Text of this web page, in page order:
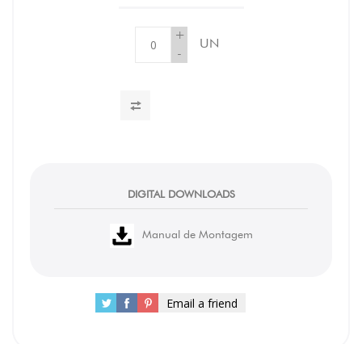
+
-
UN
DIGITAL DOWNLOADS
Manual de Montagem
Email a friend